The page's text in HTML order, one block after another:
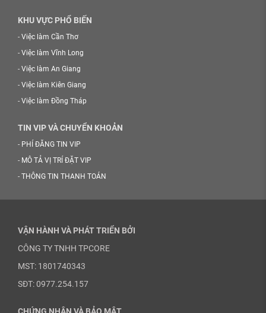
KHU VỰC PHỔ BIẾN
- Việc làm Cần Thơ
- Việc làm Vĩnh Long
- Việc làm An Giang
- Việc làm Kiên Giang
- Việc làm Đồng Tháp
TIN VIP VÀ CHUYỂN KHOẢN
- PHÍ ĐĂNG TIN VIP
- MÔ TẢ VỊ TRÍ ĐẶT VIP
- THÔNG TIN THANH TOÁN
VẬN HÀNH VÀ PHÁT TRIỂN BỞI
CÔNG TY TNHH TPCORE
MST: 1801740343
SĐT: 0977.254.157